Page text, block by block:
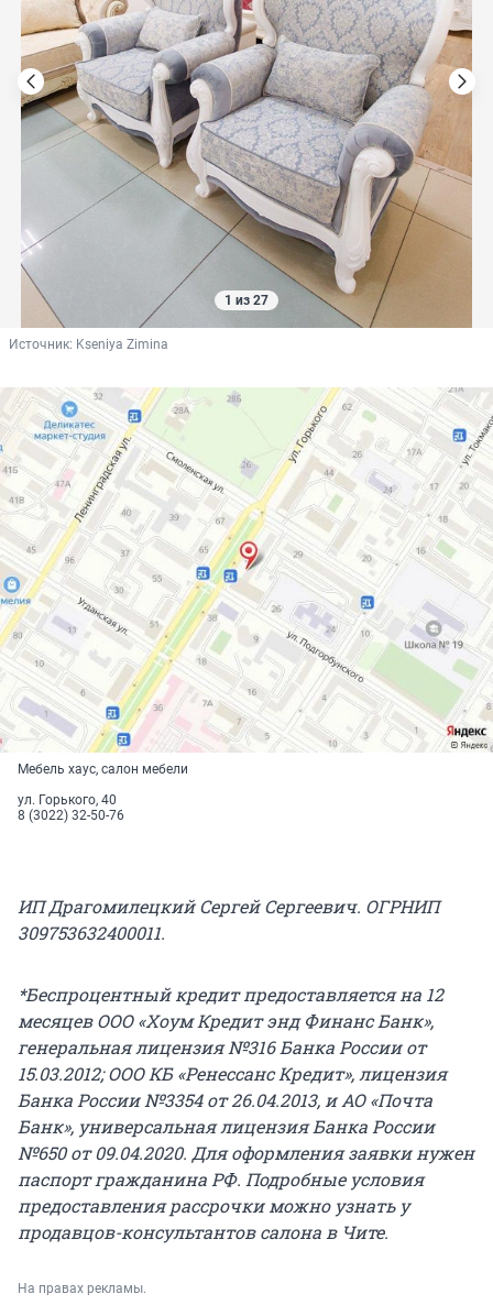
1 из 27
Источник: Kseniya Zimina
Мебель хаус, салон мебели
ул. Горького, 40
8 (3022) 32-50-76
ИП Драгомилецкий Сергей Сергеевич. ОГРНИП
309753632400011.
*Беспроцентный кредит предоставляется на 12
месяцев ООО «Хоум Кредит энд Финанс Банк»,
генеральная лицензия №316 Банка России от
15.03.2012; ООО КБ «Ренессанс Кредит», лицензия
Банка России №3354 от 26.04.2013, и АО «Почта
Банк», универсальная лицензия Банка России
№650 от 09.04.2020. Для оформления заявки нужен
паспорт гражданина РФ. Подробные условия
предоставления рассрочки можно узнать у
продавцов-консультантов салона в Чите.
На правах рекламы.